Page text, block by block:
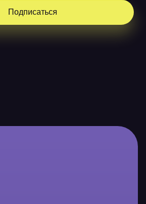
Подписаться